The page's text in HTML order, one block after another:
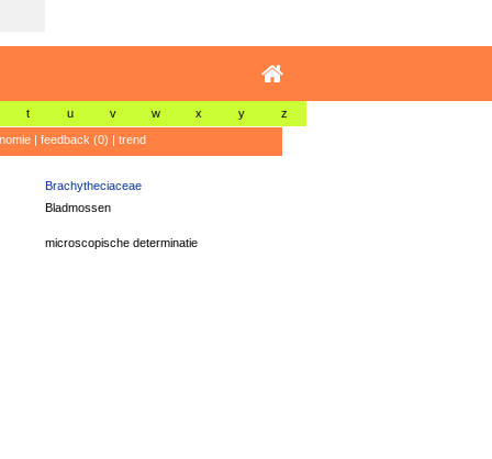
t u v w x y z
| feedback (0) | trend
Brachytheciaceae
Bladmossen
microscopische determinatie